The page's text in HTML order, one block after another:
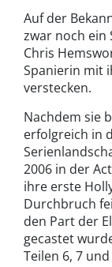
Auf der
zwar noch ein
Chris
Spanierin mit
verstecken.
Nachdem sie
erfolgreich in
2006 in der
ihre erste
Durchbruch
den Part der
gecastet
Teilen 6, 7